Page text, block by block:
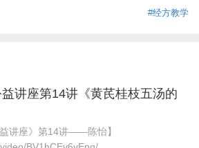
#经方教学
讲座第14讲《黄芪桂枝五汤的
讲座》第14讲——陈怡】